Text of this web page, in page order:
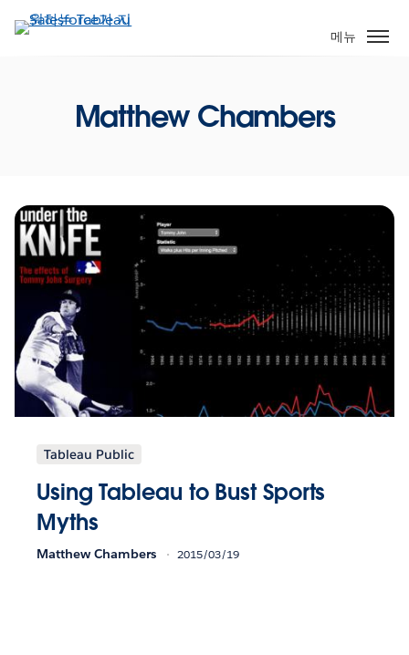
요
메뉴
Matthew Chambers
Tableau Public
Using Tableau to Bust Sports
Myths
Matthew Chambers 2015/03/19